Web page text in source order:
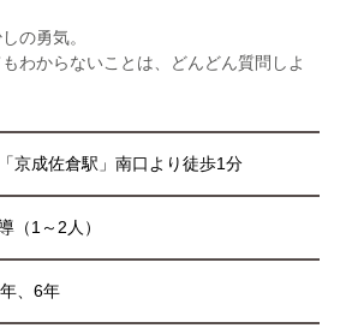
の勇気。
わからないことは、どんどん質問しよ
京成佐倉駅」南口より徒歩1分
（1～2人）
、6年